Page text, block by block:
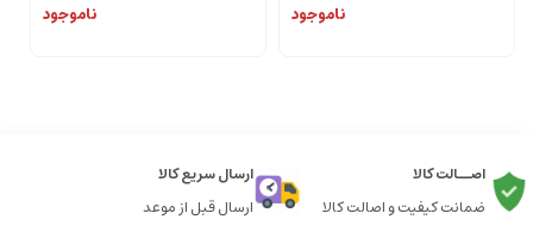
ناموجود ناموجود
اصــالت کالا
ضمانت کیفیت و اصالت کالا
ارسال سریع کالا
ارسال قبل از موعد